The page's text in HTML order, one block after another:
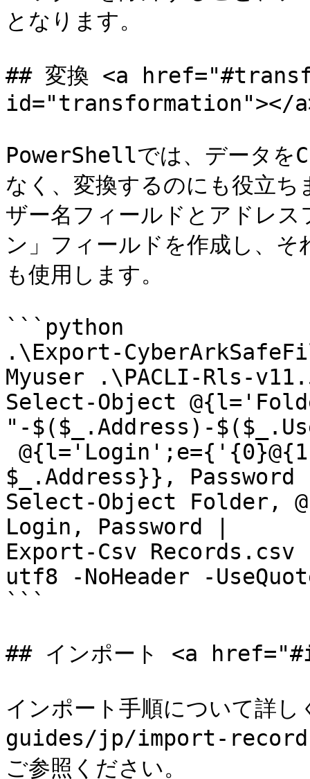
となります。
## 変換 <a
id="transformation"></
PowerShellでは、データを
なく、変換するのにも役立
ザー名フィールドとアドレ
ン」フィールドを作成し、
も使用します。
```python
.\Export-
Myuser .\PACLI-Rls-
Select-Object
"-$($_.Address)-
$_.Address}},
Select-Object Folder,
Login, Password |
Export-Csv
utf8 -NoHeader -
```
## インポート <a
インポート手順について詳
guides/jp/import-
ご参照ください。